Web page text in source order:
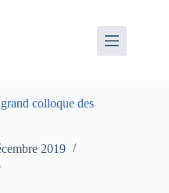
colloque des
2019